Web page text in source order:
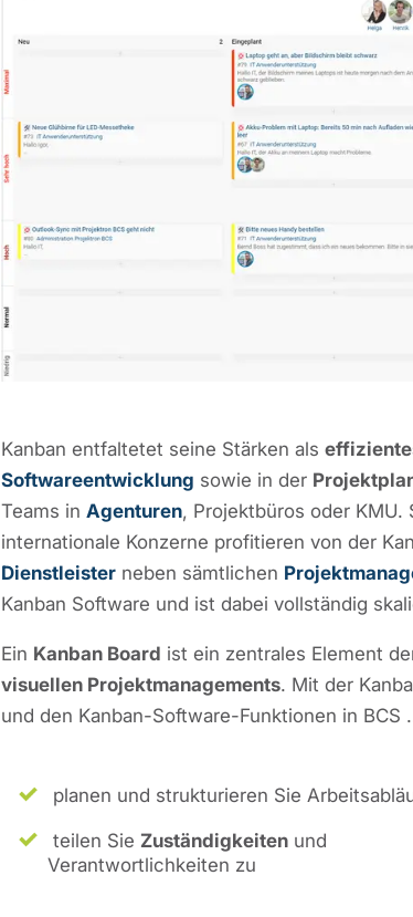
Kanban entfaltetet seine Stärken als
Softwareentwicklung sowie in der
Teams in Agenturen, Projektbüros oder
internationale Konzerne profitieren von der
Dienstleisterneben sämtlichen
Kanban Software und ist dabei vollständig
Ein Kanban Board ist ein zentrales Element
visuellen Projektmanagements. Mit der
und den Kanban-Software-Funktionen in BCS
planen und strukturieren Sie
teilen Sie Zuständigkeitenund
Verantwortlichkeiten zu